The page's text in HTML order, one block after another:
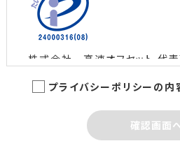
株式会社 高速オフセット 代
締役社長 島田 智
制定日：2005年3月1日
最終改定日：2022年6月10日
プライバシーポリシーの内
確認画面